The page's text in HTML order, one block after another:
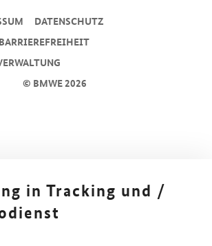
© BMWE 2026
DA­TEN­SCHUTZ
in Tracking und /